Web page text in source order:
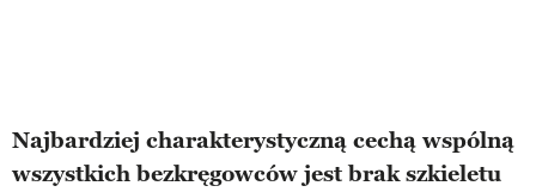
Najbardziej charakterystyczną cechą wspólną
wszystkich bezkręgowców jest brak szkieletu